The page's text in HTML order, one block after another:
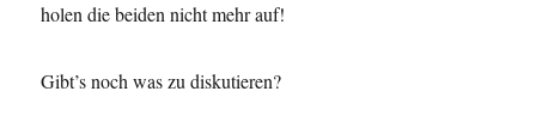
holen die beiden nicht mehr auf!
Gibt’s noch was zu diskutieren?